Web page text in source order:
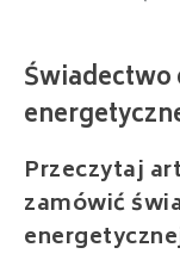
Przeczytaj
zamówić